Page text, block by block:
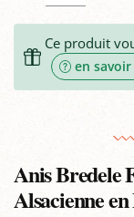
Ce produit
en
Anis Bredele
Alsacienne